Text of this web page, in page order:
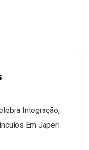
Integração,
Em Japeri